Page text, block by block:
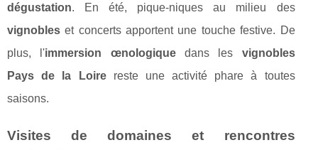
dégustation. En été, pique-niques au milieu des
vignobles et concerts apportent une touche festive. De
plus, l'immersion œnologiquedans les vignobles
Pays de la Loirereste une activité phare à toutes
saisons.
Visites de domaines et rencontres